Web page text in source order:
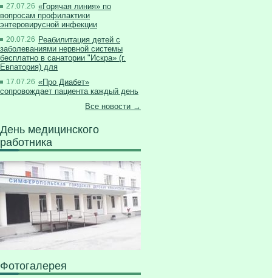
27.07.26 «Горячая линия» по
вопросам профилактики
энтеровирусной инфекции
20.07.26 Реабилитация детей с
заболеваниями нервной системы
бесплатно в санатории "Искра» (г.
Евпатория) для
17.07.26 «Про Диабет»
сопровождает пациента каждый день
Все новости →
День медицинского
работника
Фотогалерея